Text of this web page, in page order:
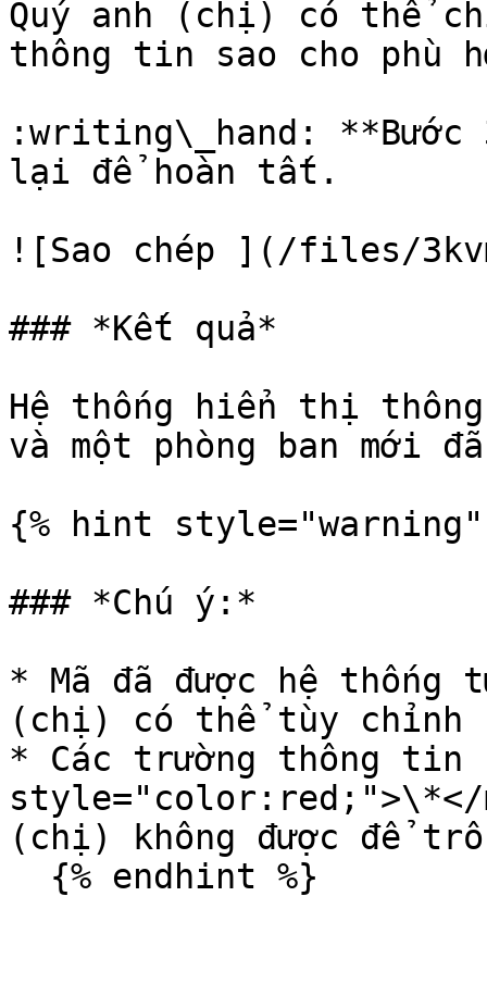
Quý anh (chị) có thể
thông tin sao cho phù
:writing\_hand:
lại để hoàn tất.
![Sao chép ](/files/
### *Kết quả*
Hệ thống hiển thị
và một phòng ban mới
{% hint style="warning"
### *Chú ý:*
* Mã đã được hệ thống
(chị) có thể tùy chỉnh
* Các trường thông tin
style="color:red;">\*</
(chị) không được để